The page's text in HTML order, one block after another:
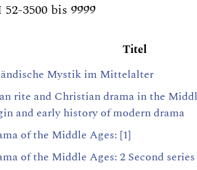
3500 bis 9999
Titel
Mystik im Mittelalter
rite and Christian drama in the
and early history of modern drama
of the Middle Ages: [1]
of the Middle Ages: 2 Second series